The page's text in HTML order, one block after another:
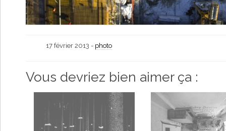
17 février 2013 - photo
Vous devriez bien aimer ça :